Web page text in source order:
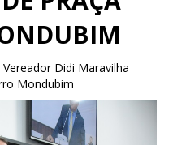
Vereador Didi Maravilha
Mondubim